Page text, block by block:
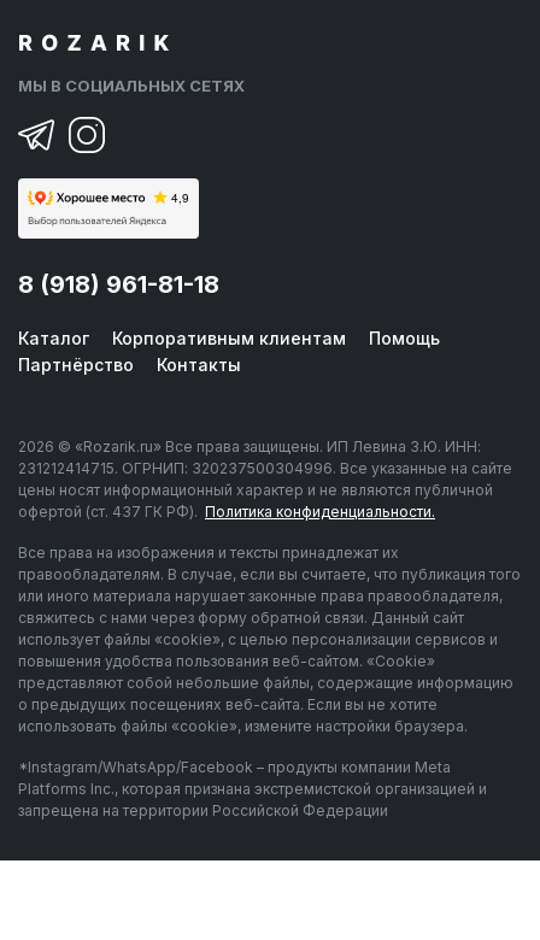
МЫ В СОЦИАЛЬНЫХ СЕТЯХ
8 (918) 961-81-18
Каталог Корпоративным клиентам
Помощь
Партнёрство
Контакты
2026 © «Rozarik.ru» Все права защищены. ИП Левина З.Ю. ИНН:
231212414715. ОГРНИП: 320237500304996. Все указанные на сайте
цены носят информационный характер и не являются публичной
офертой (ст. 437 ГК РФ). Политика конфиденциальности.
Все права на изображения и тексты принадлежат их
правообладателям. В случае, если вы считаете, что публикация того
или иного материала нарушает законные права правообладателя,
свяжитесь с нами через форму обратной связи. Данный сайт
использует файлы «cookie», с целью персонализации сервисов и
повышения удобства пользования веб-сайтом. «Cookie»
представляют собой небольшие файлы, содержащие информацию
о предыдущих посещениях веб-сайта. Если вы не хотите
использовать файлы «cookie», измените настройки браузера.
*Instagram/WhatsApp/Facebook – продукты компании Meta
Platforms Inc., которая признана экстремистской организацией и
запрещена на территории Российской Федерации